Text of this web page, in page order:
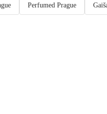
Perfumed Prague